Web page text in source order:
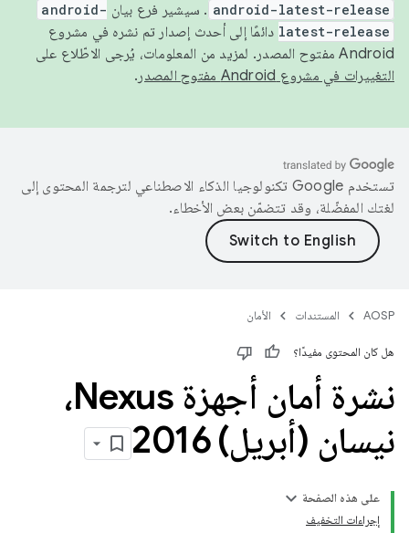
android-latest-release . سيشير فرع بيان android-
latest-release دائمًا إلى أحدث إصدار تم نشره في مشروع
Android مفتوح المصدر. لمزيد من المعلومات، يُرجى الاطّلاع على
التغييرات في مشروع Android مفتوح المصدر
.
تستخدم Google تكنولوجيا الذكاء الاصطناعي لترجمة المحتوى إلى
لغتك المفضّلة، وقد تتضمّن بعض الأخطاء.
AOSP المستندات الأمان
هل كان المحتوى مفيدًا؟
نشرة أمان أجهزة Nexus،
نيسان (أبريل) 2016
على هذه الصفحة
إجراءات التخفيف